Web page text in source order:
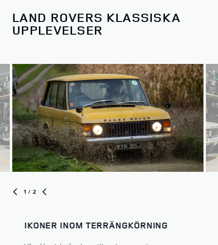
LAND ROVERS KLASSISKA
UPPLEVELSER
1 / 2
IKONER INOM TERRÄNGKÖRNING